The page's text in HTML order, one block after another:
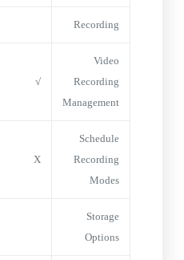
Recording
Video
Recording
Management
√
Schedule
Recording
Modes
X
Storage
Options